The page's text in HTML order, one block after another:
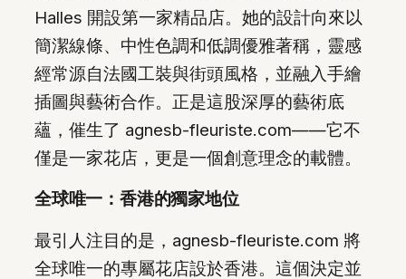
Halles 開設第一家精品店。她的設計向來以
簡潔線條、中性色調和低調優雅著稱，靈感
經常源自法國工裝與街頭風格，並融入手繪
插圖與藝術合作。正是這股深厚的藝術底
蘊，催生了 agnesb-fleuriste.com——它不
僅是一家花店，更是一個創意理念的載體。
全球唯一：香港的獨家地位
最引人注目的是，agnesb-fleuriste.com 將
全球唯一的專屬花店設於香港。這個決定並